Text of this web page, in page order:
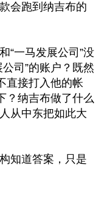
会跑到纳吉布的
“一马发展公司”没
司”的账户？既然
直接打入他的帐
？纳吉布做了什么
从中东把如此大
知道答案，只是